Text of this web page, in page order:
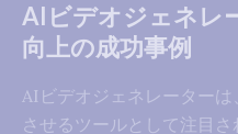
AIビデオジェネレ
向上の成功事例
AIビデオジェネレーターは
させるツールとして注目